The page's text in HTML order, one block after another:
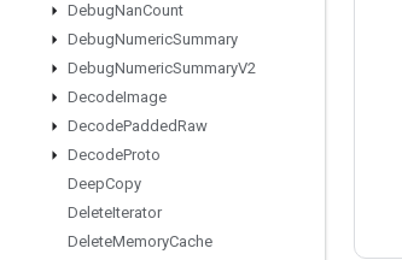
DebugNanCount
DebugNumericSummary
DebugNumericSummaryV2
DecodeImage
DecodePaddedRaw
DecodeProto
DeepCopy
DeleteIterator
DeleteMemoryCache